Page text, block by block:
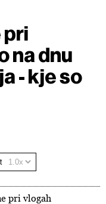
pri
na dnu
- kje so
pri vlogah